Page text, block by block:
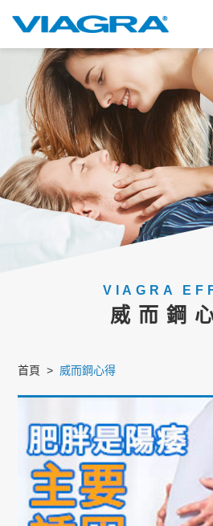
首頁
關於ED 威
聯絡我們 貨
威而鋼購買
VIAGRA
威而鋼
首頁 威而鋼心得